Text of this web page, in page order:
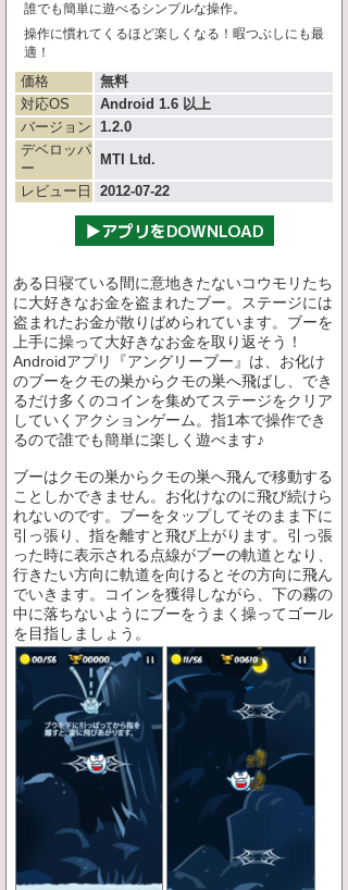
誰でも簡単に遊べるシンプルな操作。
操作に慣れてくるほど楽しくなる！暇つぶしにも最
適！
価格
無料
対応OS
Android 1.6 以上
バージョン
1.2.0
デベロッパ
ー
MTI Ltd.
レビュー日 2012-07-22
ある日寝ている間に意地きたないコウモリたち
に大好きなお金を盗まれたブー。ステージには
盗まれたお金が散りばめられています。ブーを
上手に操って大好きなお金を取り返そう！
Androidアプリ『アングリーブー』は、お化け
のブーをクモの巣からクモの巣へ飛ばし、でき
るだけ多くのコインを集めてステージをクリア
していくアクションゲーム。指1本で操作でき
るので誰でも簡単に楽しく遊べます♪
ブーはクモの巣からクモの巣へ飛んで移動する
ことしかできません。お化けなのに飛び続けら
れないのです。ブーをタップしてそのまま下に
引っ張り、指を離すと飛び上がります。引っ張
った時に表示される点線がブーの軌道となり、
行きたい方向に軌道を向けるとその方向に飛ん
でいきます。コインを獲得しながら、下の霧の
中に落ちないようにブーをうまく操ってゴール
を目指しましょう。